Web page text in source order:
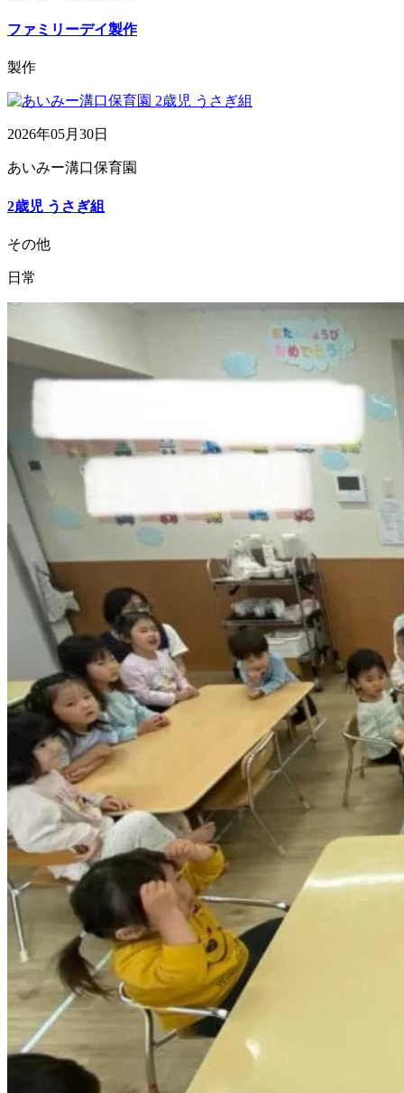
ファミリーデイ製作
製作
2026年05月30日
あいみー溝口保育園
2歳児 うさぎ組
その他
日常